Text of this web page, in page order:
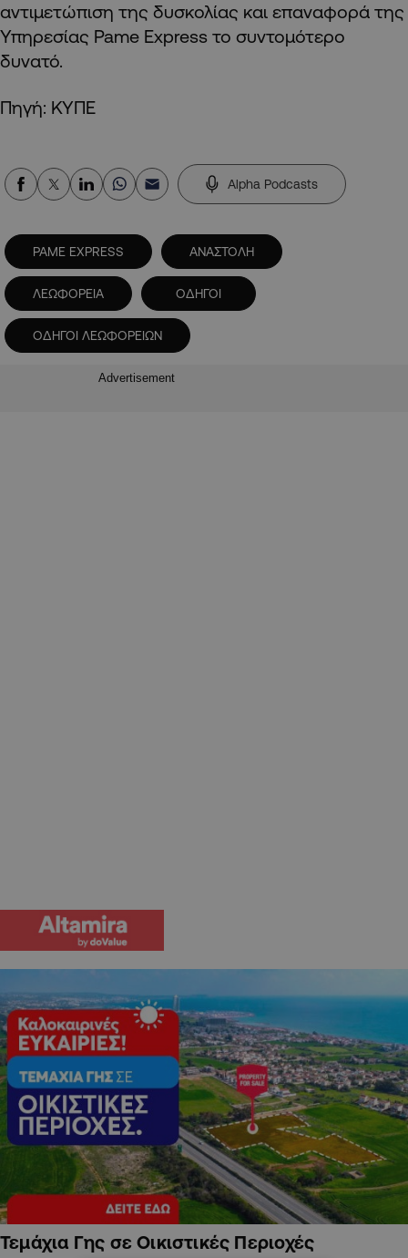
αντιμετώπιση της δυσκολίας και επαναφορά της
Υπηρεσίας Pame Express το συντομότερο
δυνατό.
Πηγή: ΚΥΠΕ
Alpha Podcasts
PAME EXPRESS ΑΝΑΣΤΟΛΗ
ΛΕΩΦΟΡΕΙΑ ΟΔΗΓΟΙ
ΟΔΗΓΟΙ ΛΕΩΦΟΡΕΙΩΝ
Advertisement
Τεμάχια Γης σε Οικιστικές Περιοχές